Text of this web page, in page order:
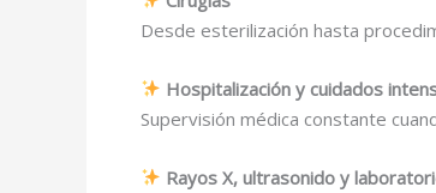
Desde esterilización hasta
Hospitalización y cuidados
Supervisión médica constante
Rayos X, ultrasonido y